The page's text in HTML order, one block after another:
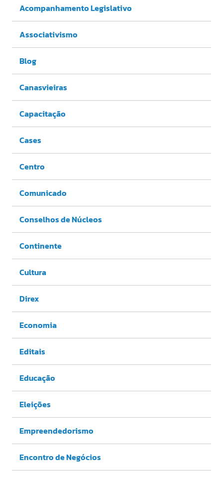
Acompanhamento Legislativo
Associativismo
Blog
Canasvieiras
Capacitação
Cases
Centro
Comunicado
Conselhos de Núcleos
Continente
Cultura
Direx
Economia
Editais
Educação
Eleições
Empreendedorismo
Encontro de Negócios